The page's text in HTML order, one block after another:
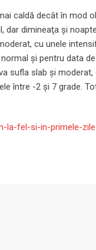
caldă decât în mod
dar dimineaţa şi
cu unele
şi pentru data
sufla slab şi
între -2 şi 7 grade.
la-fel-si-in-primele-